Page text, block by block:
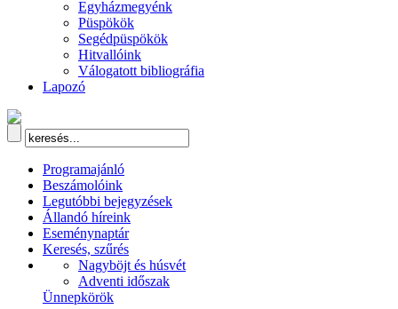
Egyházmegyénk
Püspökök
Segédpüspökök
Hitvallóink
Válogatott bibliográfia
Lapozó
Programajánló
Beszámolóink
Legutóbbi bejegyzések
Állandó híreink
Eseménynaptár
Keresés, szűrés
Nagyböjt és húsvét
Adventi időszak
Ünnepkörök